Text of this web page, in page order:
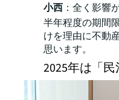
小西 ：全く影響
半年程度の期間
けを理由に不動
思います。
2025年は「